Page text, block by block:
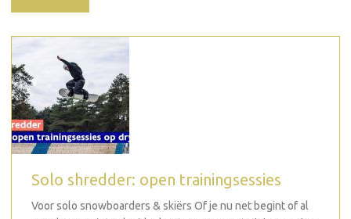
Solo shredder: open trainingsessies
Voor solo snowboarders & skiërs Of je nu net begint of al